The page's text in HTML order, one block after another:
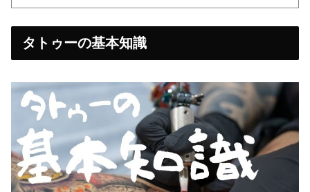
タトゥーの基本知識